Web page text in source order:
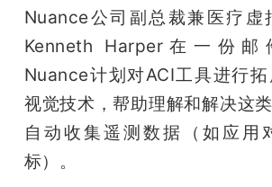
Nuance公司副总裁兼医疗虚
Kenneth Harper在一份邮
Nuance计划对ACI工具进行
视觉技术，帮助理解和解决这
自动收集遥测数据（如应用
标）。